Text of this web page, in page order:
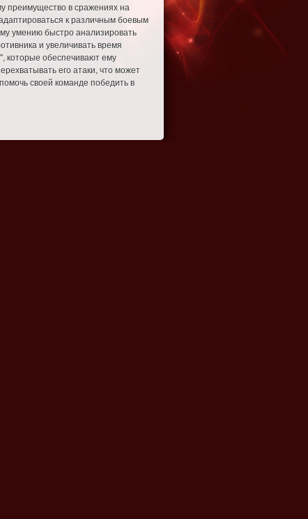
преимущество в сражениях на
к различным боевым
умению быстро анализировать
и увеличивать время
которые обеспечивают ему
его атаки, что может
своей команде победить в